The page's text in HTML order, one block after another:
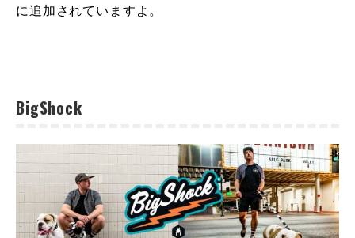
に追加されていますよ。
BigShock